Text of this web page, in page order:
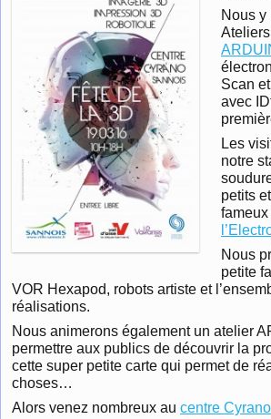
Nous y
Scan
avec
Les
notre
petits
Nous
petite
VOR Hexapod, robots artiste et
réalisations.
Nous animerons également un atelier
permettre aux publics de découvrir la
cette super petite carte qui permet de
choses…
Alors venez nombreux au centre